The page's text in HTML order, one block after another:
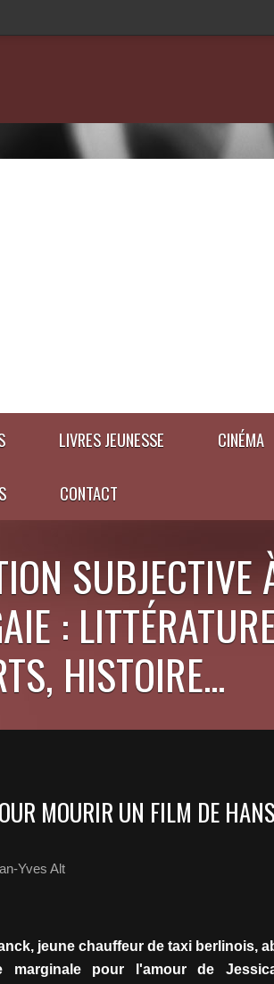
LIVRES JEUNESSE CINÉMA
CONTACT
SUBJECTIVE
:
HISTOIRE...
MOURIR UN FILM DE
Yves Alt
jeune chauffeur de taxi berlinois,
marginale pour l'amour de